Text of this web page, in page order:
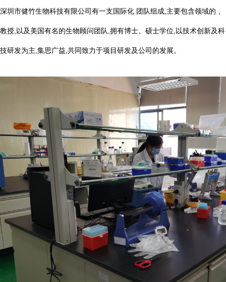
深圳市健竹生物科技有限公司有一支国际化 团队组成,主要包含领域的 、
教授,以及美国有名的生物顾问团队,拥有博士、硕士学位,以技术创新及科
技研发为主,集思广益,共同致力于项目研发及公司的发展。